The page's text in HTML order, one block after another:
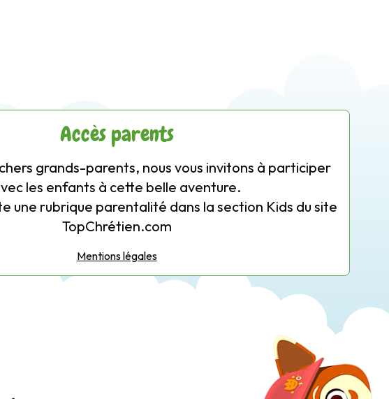
Accès parents
grands-parents, nous vous invitons à participer
les enfants à cette belle aventure.
une rubrique parentalité dans la section Kids du site
TopChrétien.com
Mentions légales